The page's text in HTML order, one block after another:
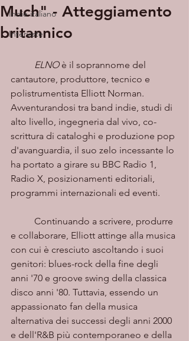
Indie italiano
Interviste
Much" - Atteggiamento
britannico
ELNO è il soprannome del
cantautore, produttore, tecnico e
polistrumentista Elliott Norman.
Avventurandosi tra band indie, studi di
alto livello, ingegneria dal vivo, co-
scrittura di cataloghi e produzione pop
d'avanguardia, il suo zelo incessante lo
ha portato a girare su BBC Radio 1,
Radio X, posizionamenti editoriali,
programmi internazionali ed eventi.
e collaborare, Elliott attinge alla musica
con cui è cresciuto ascoltando i suoi
genitori: blues-rock della fine degli
anni '70 e groove swing della classica
disco anni '80. Tuttavia, essendo un
appassionato fan della musica
alternativa dei successi degli anni 2000
e dell'R&B più contemporaneo e della